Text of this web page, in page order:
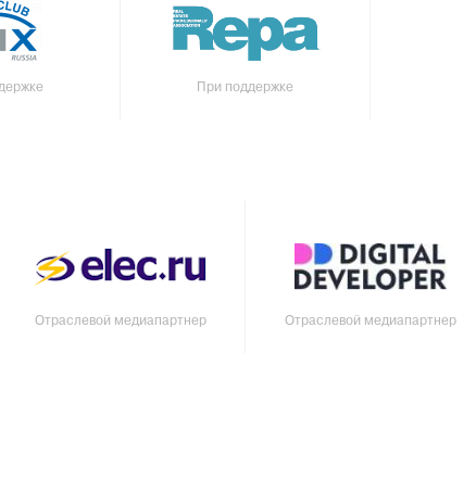
При поддержке
Отраслевой медиапартнер Отраслевой медиапартнер